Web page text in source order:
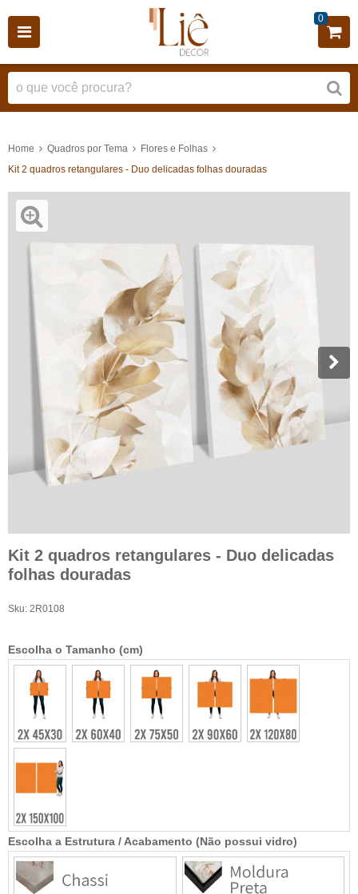
0
Home Quadros por Tema
Flores e Folhas
Kit 2 quadros retangulares - Duo delicadas folhas douradas
Kit 2 quadros retangulares - Duo delicadas
folhas douradas
Sku: 2R0108
Escolha a Estrutura / Acabamento (Não possui vidro)
Escolha o Tamanho (cm)